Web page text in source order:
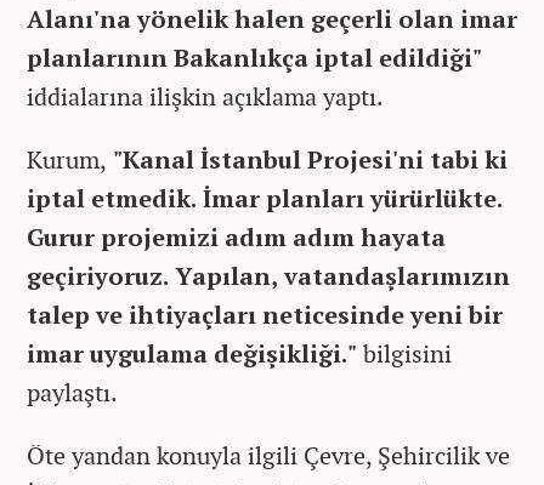
Alanı'na yönelik halen geçerli olan imar
planlarının Bakanlıkça iptal edildiği"
iddialarına ilişkin açıklama yaptı.
Kurum, "Kanal İstanbul Projesi'ni tabi ki
iptal etmedik. İmar planları yürürlükte.
Gurur projemizi adım adım hayata
geçiriyoruz. Yapılan, vatandaşlarımızın
talep ve ihtiyaçları neticesinde yeni bir
imar uygulama değişikliği." bilgisini
paylaştı.
Öte yandan konuyla ilgili Çevre, Şehircilik ve